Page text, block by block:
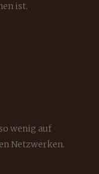
ist.
wenig auf
Netzwerken.